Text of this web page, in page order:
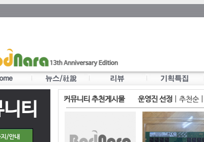
티 커뮤니티 추천게시물 운영진 선정 추천순|